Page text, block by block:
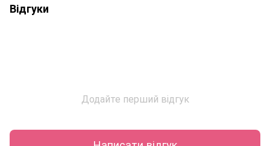
Відгуки
Додайте перший відгук